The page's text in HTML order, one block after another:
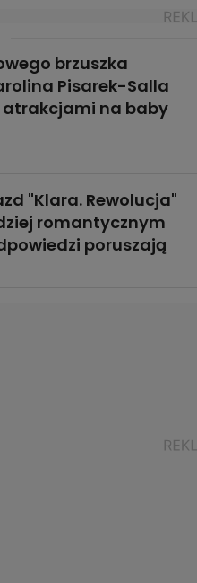
brzuszka
Pisarek-Salla
atrakcjami na baby
"Klara. Rewolucja"
romantycznym
poruszają